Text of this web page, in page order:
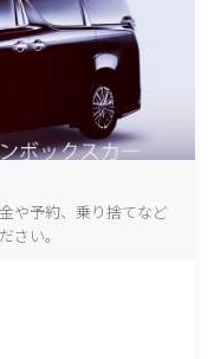
や予約、乗り捨てなど
さい。